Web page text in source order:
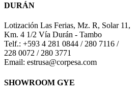
DURÁN
Lotización Las Ferias, Mz. R, Solar 11,
Km. 4 1/2 Vía Durán - Tambo
Telf.: +593 4 281 0844 / 280 7116 /
228 0072 / 280 3771
Email: estrusa@corpesa.com
SHOWROOM GYE